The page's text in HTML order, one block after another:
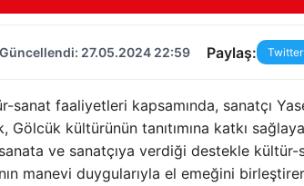
Güncellendi: 27.05.2024 22:59 Paylaş: Twitter
sanat faaliyetleri kapsamında, sanatçı
kültürünün tanıtımına katkı
sanata ve sanatçıya verdiği destekle
manevi duygularıyla el emeğini